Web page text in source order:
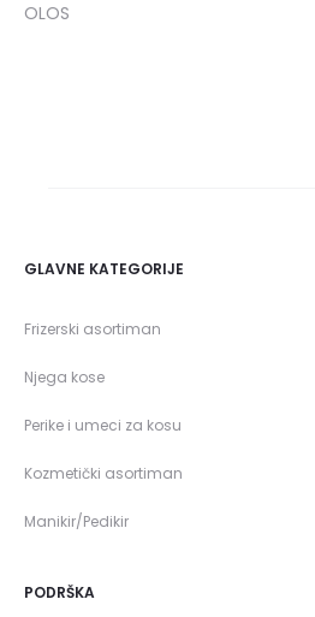
OLOS
GLAVNE KATEGORIJE
Frizerski asortiman
Njega kose
Perike i umeci za kosu
Kozmetički asortiman
Manikir/Pedikir
PODRŠKA